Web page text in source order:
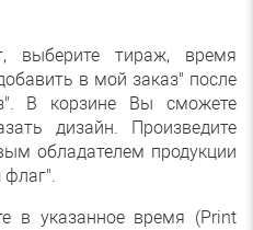
выберите тираж, время
в мой заказ" после
В корзине Вы сможете
дизайн. Произведите
обладателем продукции
флаг".
в указанное время (Print